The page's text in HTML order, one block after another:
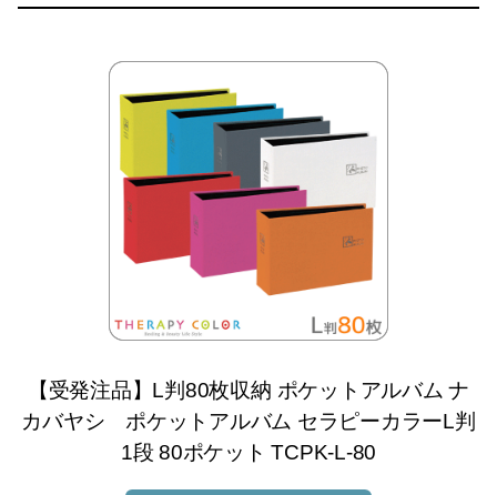
【受発注品】L判80枚収納 ポケットアルバム ナ
カバヤシ ポケットアルバム セラピーカラーL判
1段 80ポケット TCPK-L-80